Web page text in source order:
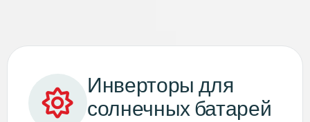
Инверторы для
солнечных батарей